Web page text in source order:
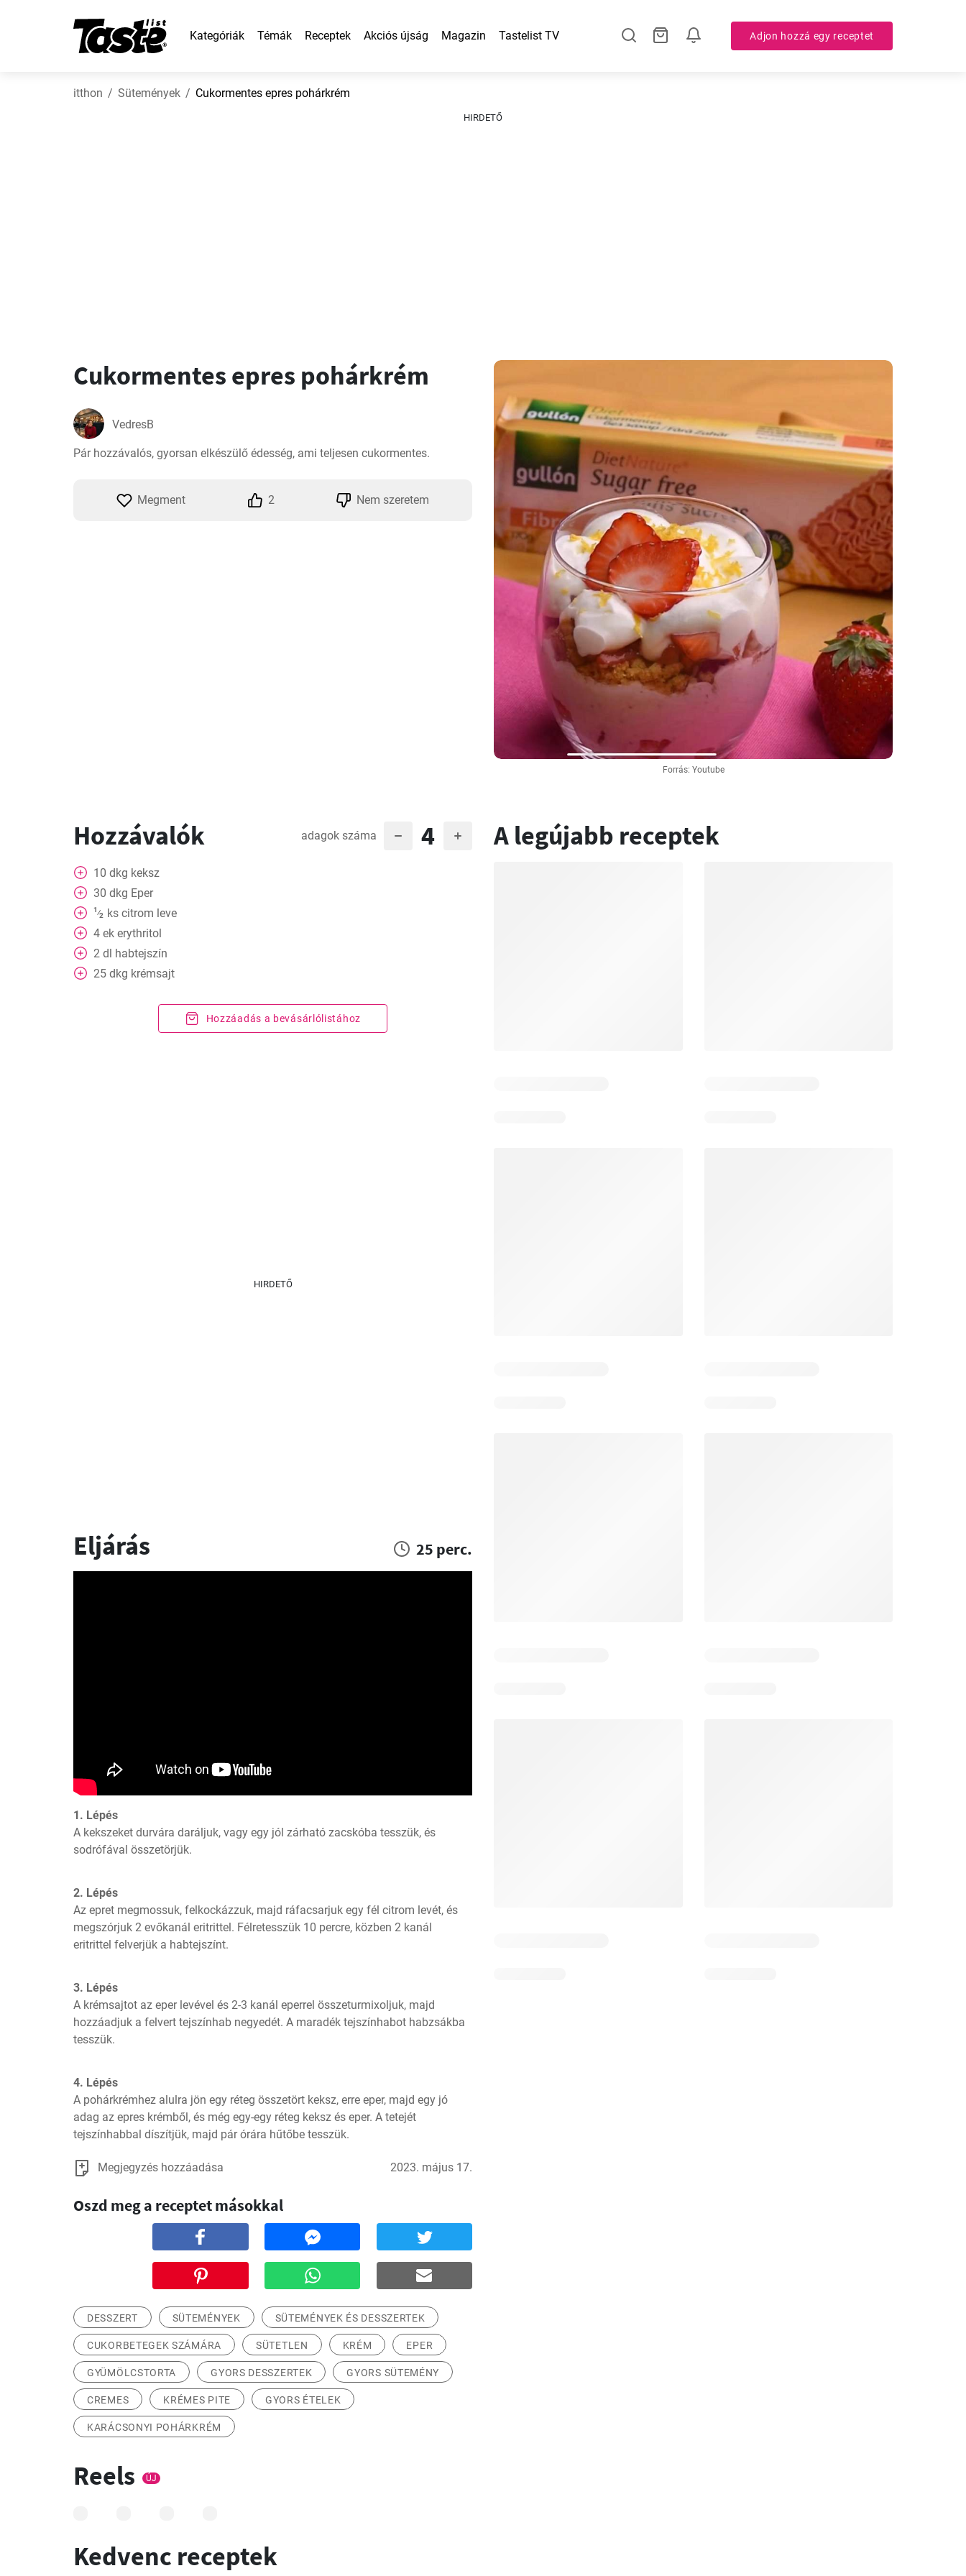
Kategóriák Témák Receptek Akciós újság Magazin Tastelist TV Adjon hozzá egy receptet
itthon Sütemények Cukormentes epres pohárkrém
HIRDETŐ
Forrás: Youtube
Cukormentes epres pohárkrém
VedresB
Pár hozzávalós, gyorsan elkészülő édesség, ami teljesen cukormentes.
Megment 2 Nem szeretem
Hozzávalók adagok száma 4
10 dkg keksz
30 dkg Eper
1⁄2 ks citrom leve
4 ek erythritol
2 dl habtejszín
25 dkg krémsajt
Hozzáadás a bevásárlólistához
HIRDETŐ
Eljárás 25 perc.
1. Lépés
A kekszeket durvára daráljuk, vagy egy jól zárható zacskóba tesszük, és
sodrófával összetörjük.
2. Lépés
Az epret megmossuk, felkockázzuk, majd ráfacsarjuk egy fél citrom levét, és
megszórjuk 2 evőkanál eritrittel. Félretesszük 10 percre, közben 2 kanál
eritrittel felverjük a habtejszínt.
3. Lépés
A krémsajtot az eper levével és 2-3 kanál eperrel összeturmixoljuk, majd
hozzáadjuk a felvert tejszínhab negyedét. A maradék tejszínhabot habzsákba
tesszük.
4. Lépés
A pohárkrémhez alulra jön egy réteg összetört keksz, erre eper, majd egy jó
adag az epres krémből, és még egy-egy réteg keksz és eper. A tetejét
tejszínhabbal díszítjük, majd pár órára hűtőbe tesszük.
Megjegyzés hozzáadása 2023. május 17.
Oszd meg a receptet másokkal
DESSZERT SÜTEMÉNYEK SÜTEMÉNYEK ÉS DESSZERTEK
CUKORBETEGEK SZÁMÁRA SÜTETLEN KRÉM EPER
GYÜMÖLCSTORTA GYORS DESSZERTEK GYORS SÜTEMÉNY
CREMES KRÉMES PITE GYORS ÉTELEK
KARÁCSONYI POHÁRKRÉM
A legújabb receptek
Reels ÚJ
Kedvenc receptek